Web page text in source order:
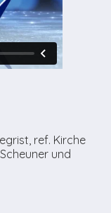
ref. Kirche
und